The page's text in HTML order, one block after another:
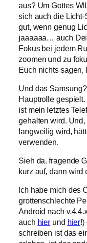
aus? Um Gottes
sich auch die
gut, wenn genug
jaaaaaa… auch
Fokus bei jedem
zoomen und zu
Euch nichts sagen,
Und das
Hauptrolle
ist mein letztes
gehalten wird.
langweilig wird,
verwenden.
Sieh da, fragende
kurz auf, dann wird
Ich habe mich des
grottenschlechte
Android nach
auch hier und hier!)
schreiben ist das